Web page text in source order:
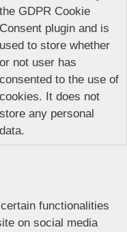
the GDPR Cookie
Consent plugin and is
used to store whether
or not user has
consented to the use of
cookies. It does not
store any personal
data.
functionalities
on social media